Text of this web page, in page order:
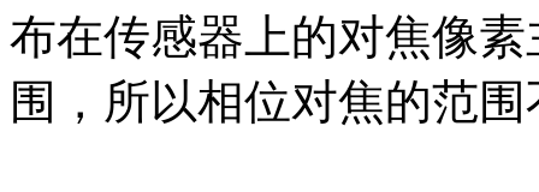
布在传感器上的对焦像
围，所以相位对焦的范